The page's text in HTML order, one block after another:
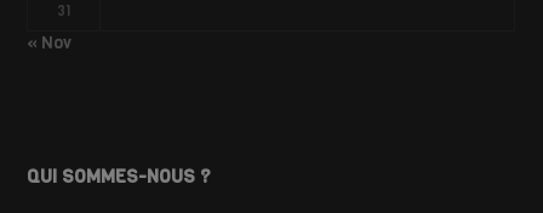
31
« Nov
QUI SOMMES-NOUS ?